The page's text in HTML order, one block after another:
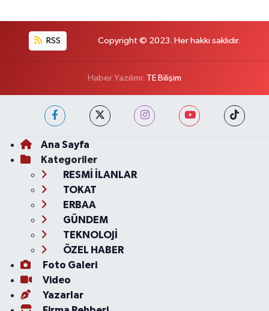
RSS Copyright © 2023. Her hakkı saklıdır.
Haber Yazılımı: TE Bilişim
Ana Sayfa
Kategoriler
RESMİ İLANLAR
TOKAT
ERBAA
GÜNDEM
TEKNOLOJİ
ÖZEL HABER
Foto Galeri
Video
Yazarlar